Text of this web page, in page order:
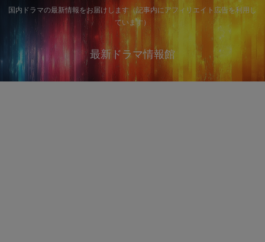
国内ドラマの最新情報をお届けします（記事内にアフィリエイト広告を利用し
ています）
最新ドラマ情報館